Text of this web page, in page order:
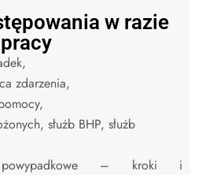
w razie
zdarzenia,
służb BHP, służb
powypadkowe – kroki i